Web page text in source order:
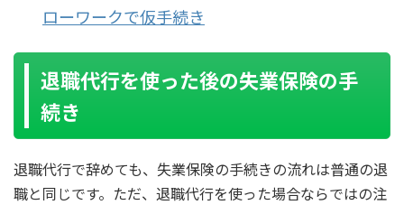
ローワークで仮手続き
退職代行を使った後の失業保険の手
続き
退職代行で辞めても、失業保険の手続きの流れは普通の退
職と同じです。ただ、退職代行を使った場合ならではの注